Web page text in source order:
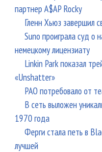
партнер A$AP Rocky
Гленн Хьюз завершил
Suno проиграла суд о
немецкому лицензиату
Linkin Park показал
«Unshatter»
РАО потребовало от
В сеть выложен
1970 года
Ферги стала петь в
лучшей